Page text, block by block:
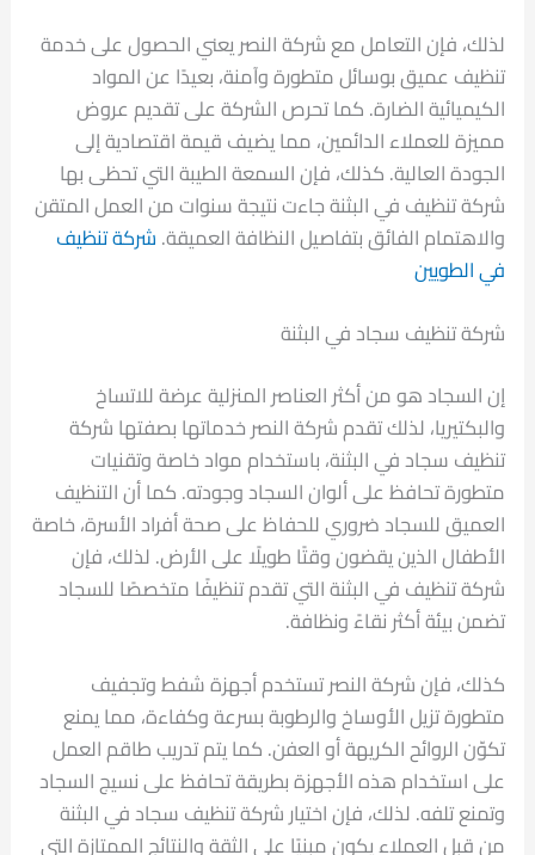
لذلك، فإن التعامل مع شركة النصر يعني الحصول على خدمة
تنظيف عميق بوسائل متطورة وآمنة، بعيدًا عن المواد
الكيميائية الضارة. كما تحرص الشركة على تقديم عروض
مميزة للعملاء الدائمين، مما يضيف قيمة اقتصادية إلى
الجودة العالية. كذلك، فإن السمعة الطيبة التي تحظى بها
شركة تنظيف في البثنة جاءت نتيجة سنوات من العمل المتقن
والاهتمام الفائق بتفاصيل النظافة العميقة. شركة تنظيف
في الطويين
شركة تنظيف سجاد في البثنة
إن السجاد هو من أكثر العناصر المنزلية عرضة للاتساخ
والبكتيريا، لذلك تقدم شركة النصر خدماتها بصفتها شركة
تنظيف سجاد في البثنة، باستخدام مواد خاصة وتقنيات
متطورة تحافظ على ألوان السجاد وجودته. كما أن التنظيف
العميق للسجاد ضروري للحفاظ على صحة أفراد الأسرة، خاصة
الأطفال الذين يقضون وقتًا طويلًا على الأرض. لذلك، فإن
شركة تنظيف في البثنة التي تقدم تنظيفًا متخصصًا للسجاد
تضمن بيئة أكثر نقاءً ونظافة.
كذلك، فإن شركة النصر تستخدم أجهزة شفط وتجفيف
متطورة تزيل الأوساخ والرطوبة بسرعة وكفاءة، مما يمنع
تكوّن الروائح الكريهة أو العفن. كما يتم تدريب طاقم العمل
على استخدام هذه الأجهزة بطريقة تحافظ على نسيج السجاد
وتمنع تلفه. لذلك، فإن اختيار شركة تنظيف سجاد في البثنة
من قبل العملاء يكون مبنيًا على الثقة والنتائج الممتازة التي